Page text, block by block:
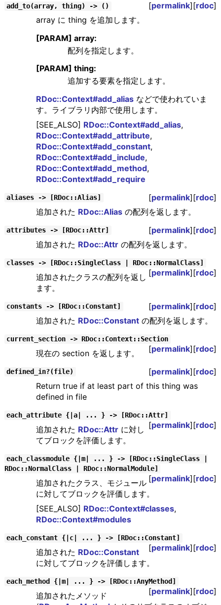
add_to(array, thing) -> () [permalink][rdoc]
array に thing を追加します。
[PARAM] array:
配列を指定します。
[PARAM] thing:
追加する要素を指定します。
RDoc::Context#add_aliasなどで使われていま
す。ライブラリ内部で使用します。
[SEE_ALSO] RDoc::Context#add_alias,
RDoc::Context#add_attribute,
RDoc::Context#add_constant,
RDoc::Context#add_include,
RDoc::Context#add_method,
RDoc::Context#add_require
aliases -> [RDoc::Alias] [permalink][rdoc]
追加された RDoc::Aliasの配列を返します。
attributes -> [RDoc::Attr] [permalink][rdoc]
追加された RDoc::Attrの配列を返します。
classes -> [RDoc::SingleClass | RDoc::NormalClass]
[permalink][rdoc]
追加されたクラスの配列を返し
ます。
constants -> [RDoc::Constant] [permalink][rdoc]
追加された RDoc::Constantの配列を返します。
current_section -> RDoc::Context::Section
[permalink][rdoc]
現在の section を返します。
defined_in?(file) [permalink][rdoc]
Return true if at least part of this thing was
defined in file
each_attribute {|a| ... } -> [RDoc::Attr]
[permalink][rdoc]
追加された RDoc::Attrに対し
てブロックを評価します。
each_classmodule {|m| ... } -> [RDoc::SingleClass |
RDoc::NormalClass | RDoc::NormalModule]
[permalink][rdoc]
追加されたクラス、モジュール
に対してブロックを評価します。
[SEE_ALSO] RDoc::Context#classes,
RDoc::Context#modules
each_constant {|c| ... } -> [RDoc::Constant]
[permalink][rdoc]
追加された RDoc::Constant
に対してブロックを評価します。
each_method {|m| ... } -> [RDoc::AnyMethod]
[permalink][rdoc]
追加されたメソッド